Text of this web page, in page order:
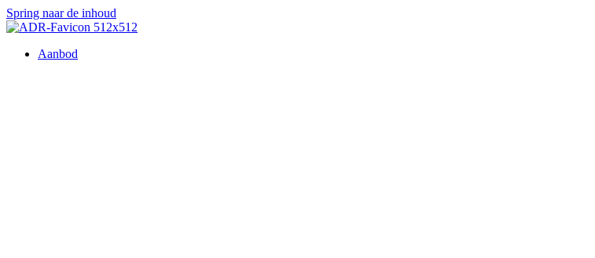
Spring naar de inhoud
Aanbod